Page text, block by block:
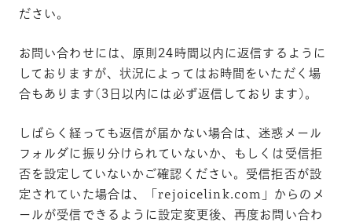
ださい。
お問い合わせには、原則24時間以内に返信するように
しておりますが、状況によってはお時間をいただく場
合もあります(3日以内には必ず返信しております)。
しばらく経っても返信が届かない場合は、迷惑メール
フォルダに振り分けられていないか、もしくは受信拒
否を設定していないかご確認ください。受信拒否が設
定されていた場合は、「rejoicelink.com」からのメ
ールが受信できるように設定変更後、再度お問い合わ